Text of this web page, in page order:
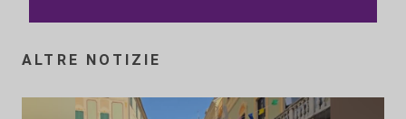
ALTRE NOTIZIE